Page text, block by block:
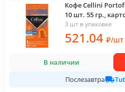
Кофе Cellini
10 шт. 55 гр.,
3 шт в упаковке
521.04 ₽/шт
В наличии
Послезавтра